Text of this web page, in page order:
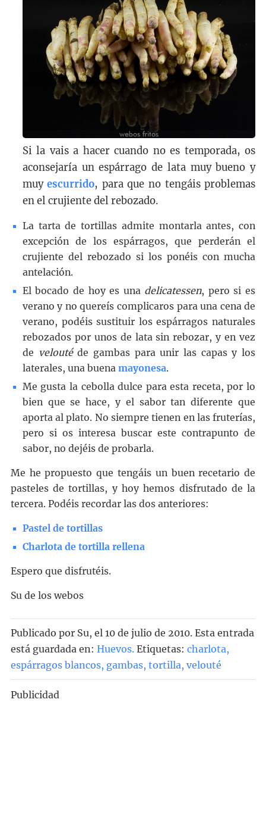
Si la vais a hacer cuando no es temporada, os
aconsejaría un espárrago de lata muy bueno y
muyescurrido, para que no tengáis problemas
en el crujiente del rebozado.
La tarta de tortillas admite montarla antes, con
excepción de los espárragos, que perderán el
crujiente del rebozado si los ponéis con mucha
antelación.
El bocado de hoy es una delicatessen, pero si es
verano y no quereís complicaros para una cena de
verano, podéis sustituir los espárragos naturales
rebozados por unos de lata sin rebozar, y en vez
de veloutéde gambas para unir las capas y los
laterales, una buena mayonesa.
Me gusta la cebolla dulce para esta receta, por lo
bien que se hace, y el sabor tan diferente que
aporta al plato. No siempre tienen en las fruterías,
pero si os interesa buscar este contrapunto de
sabor, no dejéis de probarla.
Me he propuesto que tengáis un buen recetario de
pasteles de tortillas, y hoy hemos disfrutado de la
tercera. Podéis recordar las dos anteriores:
Pastel de tortillas
Charlota de tortilla rellena
Espero que disfrutéis.
Su de los webos
Publicado por Su, el 10 de julio de 2010. Esta entrada
está guardada en: Huevos. Etiquetas: charlota,
espárragos blancos, gambas, tortilla, velouté
Publicidad